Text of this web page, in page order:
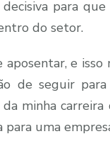
para
do setor.
e
de seguir
minha carreira
uma